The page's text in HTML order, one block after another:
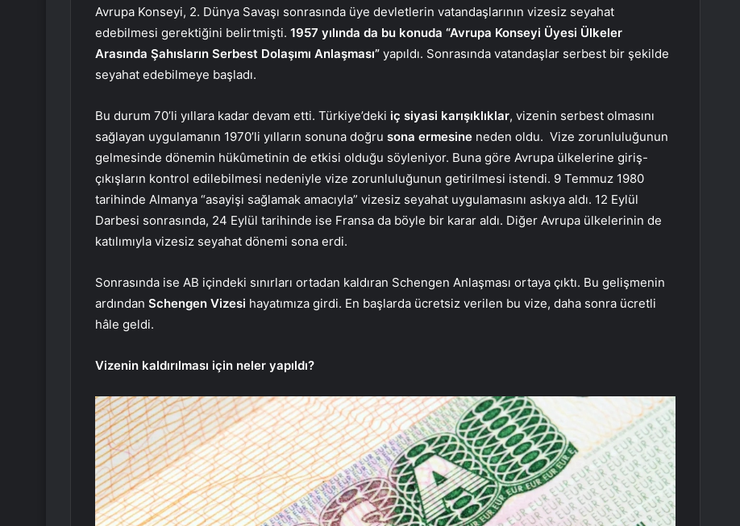
Avrupa Konseyi, 2. Dünya Savaşı sonrasında üye devletlerin vatandaşlarının vizesiz seyahat
edebilmesi gerektiğini belirtmişti. 1957 yılında da bu konuda “Avrupa Konseyi Üyesi Ülkeler
Arasında Şahısların Serbest Dolaşımı Anlaşması” yapıldı. Sonrasında vatandaşlar serbest bir şekilde
seyahat edebilmeye başladı.
Bu durum 70’li yıllara kadar devam etti. Türkiye’deki iç siyasi karışıklıklar, vizenin serbest olmasını
sağlayan uygulamanın 1970’li yılların sonuna doğru sona ermesine neden oldu. Vize zorunluluğunun
gelmesinde dönemin hükûmetinin de etkisi olduğu söyleniyor. Buna göre Avrupa ülkelerine giriş-
çıkışların kontrol edilebilmesi nedeniyle vize zorunluluğunun getirilmesi istendi. 9 Temmuz 1980
tarihinde Almanya “asayişi sağlamak amacıyla” vizesiz seyahat uygulamasını askıya aldı. 12 Eylül
Darbesi sonrasında, 24 Eylül tarihinde ise Fransa da böyle bir karar aldı. Diğer Avrupa ülkelerinin de
katılımıyla vizesiz seyahat dönemi sona erdi.
Sonrasında ise AB içindeki sınırları ortadan kaldıran Schengen Anlaşması ortaya çıktı. Bu gelişmenin
ardından Schengen Vizesi hayatımıza girdi. En başlarda ücretsiz verilen bu vize, daha sonra ücretli
hâle geldi.
Vizenin kaldırılması için neler yapıldı?